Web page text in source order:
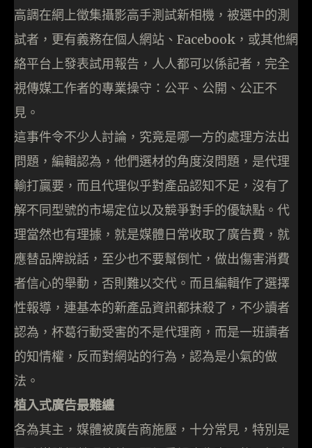
高調在網上徵集攝影高手測試新相機，被選中的測
試者，更有義務在個人網站、Facebook，或其他網
絡平台上發表試用報告，人人都可以係記者，完全
視傳媒工作者的專業操守：公平、公開、公正不
見。
這事件令不少人討論，究竟是哪一方的處理方法出
問題，編輯認為，他們選材的角度沒問題，是代理
輸打贏要，而且代理似乎對產品認知不足，沒有了
解不同型號的市場定位以及競爭對手的優缺點。代
理當然也有理據，就是媒體日常收取了廣告費，就
應替品牌說話，至少也不要幫倒忙，做出傷害消費
者信心的舉動，否則難以交代。而且編輯作了選擇
性報導，連基本的新產品資訊都抹殺了，不少讀者
認為，杯葛行動受害的不是代理商，而是一班讀者
的知情權，反而對網站的行為，認為是小氣的做
法。
植入式廣告最難纏
各為其主，媒體被廣告商施壓，十分常見，特別是